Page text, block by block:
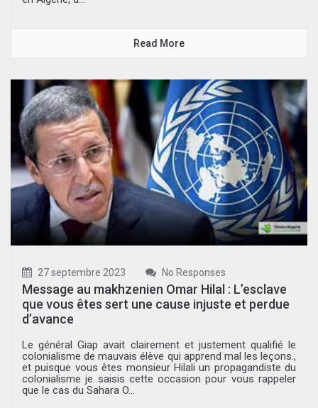
Read More
27 septembre 2023 No Responses
Message au makhzenien Omar Hilal : L’esclave
que vous êtes sert une cause injuste et perdue
d’avance
Le général Giap avait clairement et justement qualifié le
colonialisme de mauvais élève qui apprend mal les leçons.,
et puisque vous êtes monsieur Hilali un propagandiste du
colonialisme je saisis cette occasion pour vous rappeler
que le cas du Sahara O...